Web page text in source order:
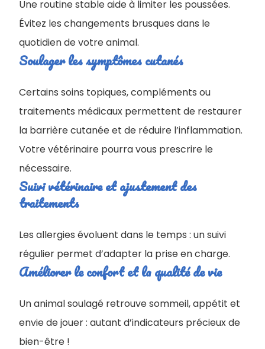
Une routine stable aide à limiter les poussées.
Évitez les changements brusques dans le
quotidien de votre animal.
Soulager les symptômes cutanés
Certains soins topiques, compléments ou
traitements médicaux permettent de restaurer
la barrière cutanée et de réduire l’inflammation.
Votre vétérinaire pourra vous prescrire le
nécessaire.
Suivi vétérinaire et ajustement des
traitements
Les allergies évoluent dans le temps : un suivi
régulier permet d’adapter la prise en charge.
Améliorer le confort et la qualité de vie
Un animal soulagé retrouve sommeil, appétit et
envie de jouer : autant d’indicateurs précieux de
bien-être !